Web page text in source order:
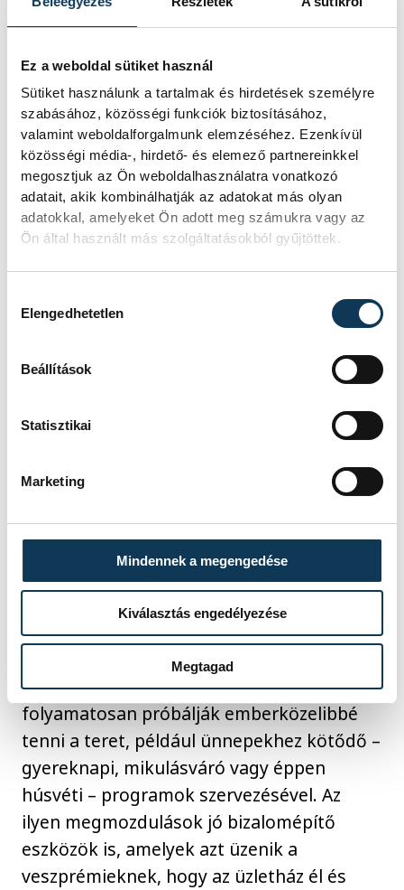
Ez a weboldal sütiket használ
Sütiket használunk a tartalmak és hirdetések személyre
szabásához, közösségi funkciók biztosításához,
valamint weboldalforgalmunk elemzéséhez. Ezenkívül
közösségi média-, hirdető- és elemező partnereinkkel
megosztjuk az Ön weboldalhasználatra vonatkozó
adatait, akik kombinálhatják az adatokat más olyan
adatokkal, amelyeket Ön adott meg számukra vagy az
Ön által használt más szolgáltatásokból gyűjtöttek.
Elengedhetetlen
Beállítások
Statisztikai
Marketing
Mindennek a megengedése
Kiválasztás engedélyezése
Megtagad
maga a kínálat. Bár sokan hajlamosak
nosztalgikus bázisaként azonosítani a
helyet, a valóság rácáfol a sztereotípiákra.
A tizenéves fiataloktól kezdve az aktív
családosokon át a nyugdíjasokig minden
korosztály megfordul a folyosókon. A
fiatalok számára az épület egyfajta
törzshely, találkozási pont lett, míg az
idősebbek a megszokott, megbízható
Az üzemeltetés pedig tudatosan törekszik
arra, hogy ezt a közösségi funkciót
erősítse. Mária külön kiemelte, hogy
folyamatosan próbálják emberközelibbé
tenni a teret, például ünnepekhez kötődő –
gyereknapi, mikulásváró vagy éppen
húsvéti – programok szervezésével. Az
ilyen megmozdulások jó bizalomépítő
eszközök is, amelyek azt üzenik a
veszprémieknek, hogy az üzletház él és